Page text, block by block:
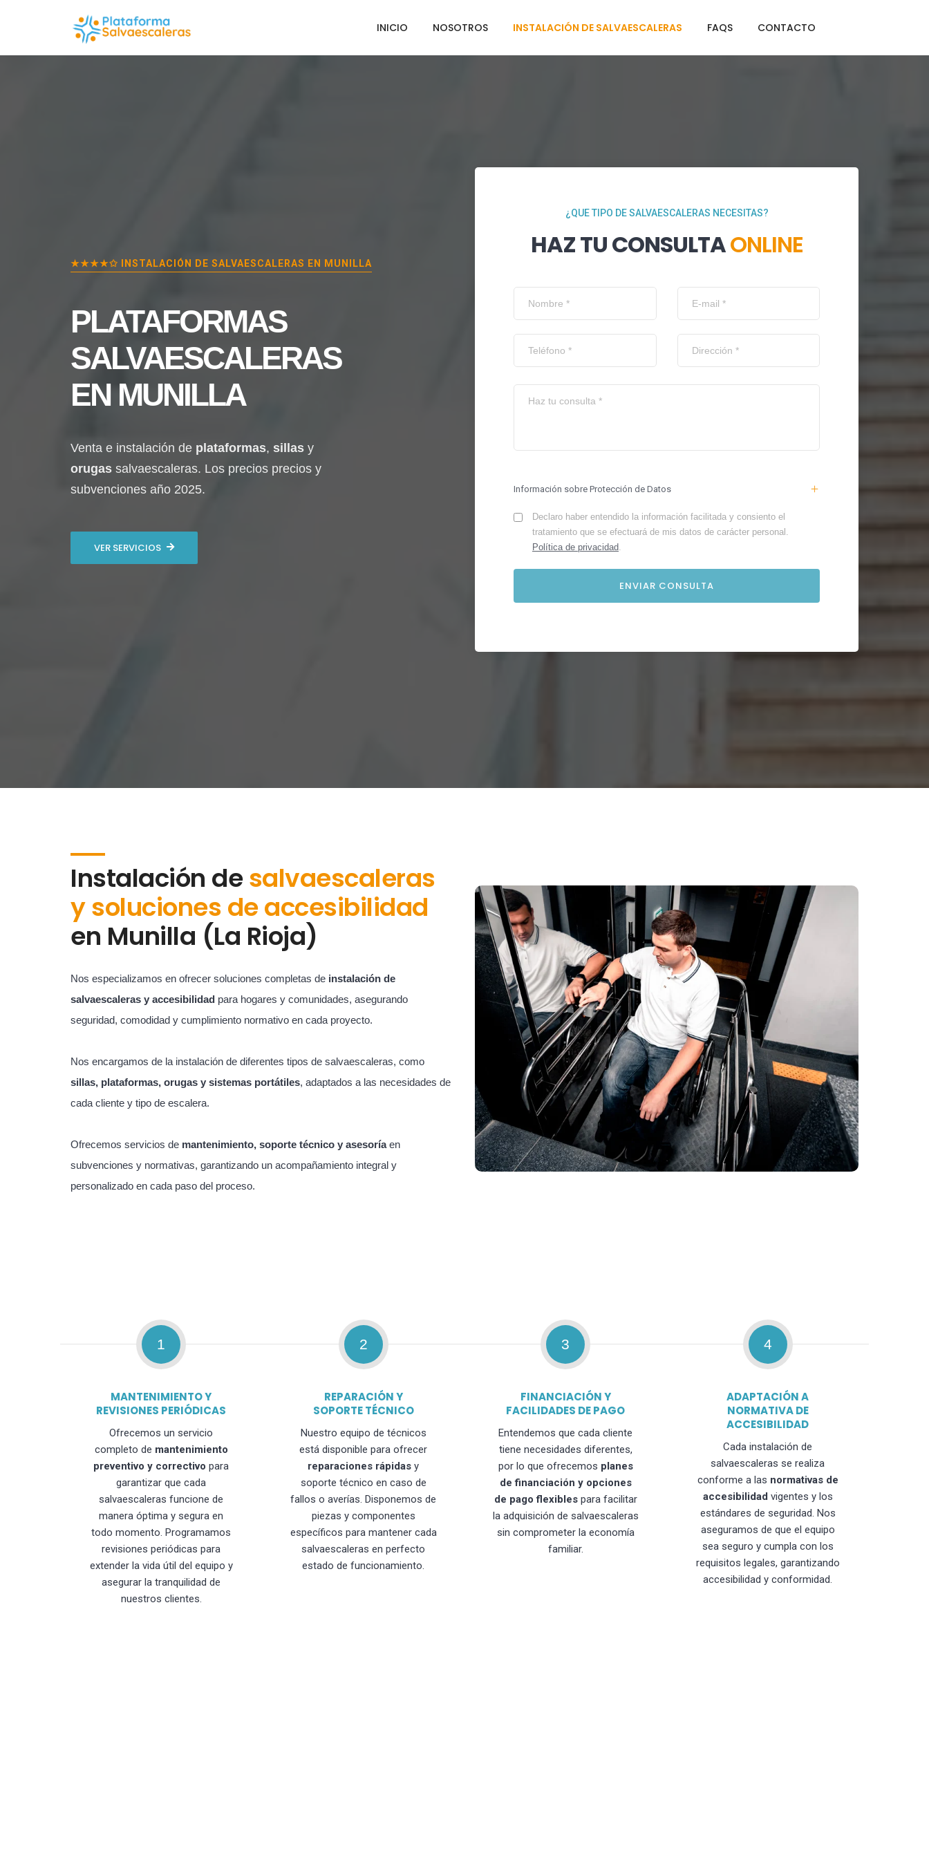
INICIO NOSOTROS INSTALACIÓN DE SALVAESCALERAS FAQS CONTACTO
★★★★✩ INSTALACIÓN DE SALVAESCALERAS EN MUNILLA
PLATAFORMAS
SALVAESCALERAS
EN MUNILLA
Venta e instalación de plataformas, sillas y
orugas salvaescaleras. Los precios precios y
subvenciones año 2025.
VER SERVICIOS
¿QUE TIPO DE SALVAESCALERAS NECESITAS?
HAZ TU CONSULTAONLINE
Información sobre Protección de Datos
Declaro haber entendido la información facilitada y consiento el
tratamiento que se efectuará de mis datos de carácter personal.
Política de privacidad.
Instalación desalvaescaleras
y soluciones de accesibilidad
en Munilla (La Rioja)
Nos especializamos en ofrecer soluciones completas de instalación de
salvaescaleras y accesibilidad para hogares y comunidades, asegurando
seguridad, comodidad y cumplimiento normativo en cada proyecto.
Nos encargamos de la instalación de diferentes tipos de salvaescaleras, como
sillas, plataformas, orugas y sistemas portátiles, adaptados a las necesidades de
cada cliente y tipo de escalera.
Ofrecemos servicios de mantenimiento, soporte técnico y asesoríaen
subvenciones y normativas, garantizando un acompañamiento integral y
personalizado en cada paso del proceso.
1
MANTENIMIENTO Y
REVISIONES PERIÓDICAS
Ofrecemos un servicio
completo de mantenimiento
preventivo y correctivo para
garantizar que cada
salvaescaleras funcione de
manera óptima y segura en
todo momento. Programamos
revisiones periódicas para
extender la vida útil del equipo y
asegurar la tranquilidad de
nuestros clientes.
2
REPARACIÓN Y
SOPORTE TÉCNICO
Nuestro equipo de técnicos
está disponible para ofrecer
reparaciones rápidas y
soporte técnico en caso de
fallos o averías. Disponemos de
piezas y componentes
específicos para mantener cada
salvaescaleras en perfecto
estado de funcionamiento.
3
FINANCIACIÓN Y
FACILIDADES DE PAGO
Entendemos que cada cliente
tiene necesidades diferentes,
por lo que ofrecemos planes
de financiación y opciones
de pago flexiblespara facilitar
la adquisición de salvaescaleras
sin comprometer la economía
familiar.
4
ADAPTACIÓN A
NORMATIVA DE
ACCESIBILIDAD
Cada instalación de
salvaescaleras se realiza
conforme a las normativas de
accesibilidad vigentes y los
estándares de seguridad. Nos
aseguramos de que el equipo
sea seguro y cumpla con los
requisitos legales, garantizando
accesibilidad y conformidad.